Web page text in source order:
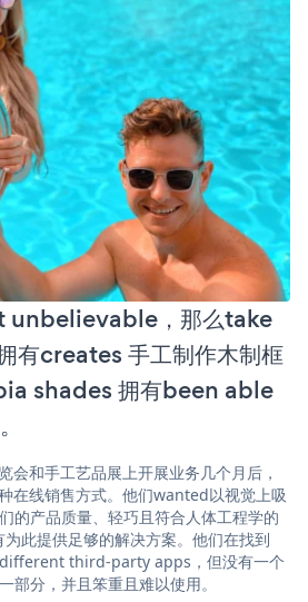
unbelievable，那么take
有creates 手工制作木制框
shades 拥有been able
和手工艺品展上开展业务几个月后，
在线销售方式。他们wanted以视觉上吸
的产品质量、轻巧且符合人体工程学的
此提供足够的解决方案。他们在找到
third-party apps，但没有一个
部分，并且笨重且难以使用。